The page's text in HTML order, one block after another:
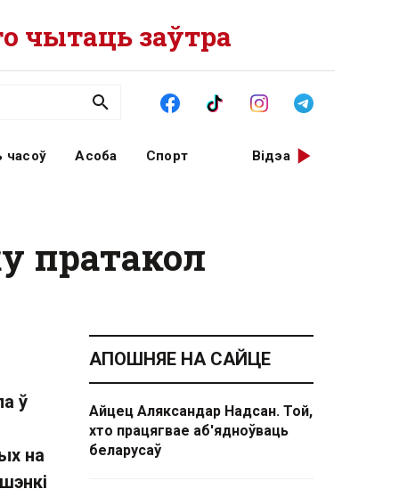
чытаць заўтра
часоў Асоба Спорт Відэа
пратакол
ў
на
АПОШНЯЕ НА САЙЦЕ
Айцец Аляксандар Надсан. Той,
хто працягвае аб'ядноўваць
беларусаў